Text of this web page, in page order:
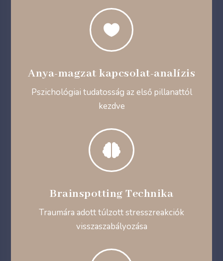

Anya-magzat kapcsolat-analízis
Pszichológiai tudatosság az első pillanattól
kezdve

Brainspotting Technika
Traumára adott túlzott stresszreakciók
visszaszabályozása